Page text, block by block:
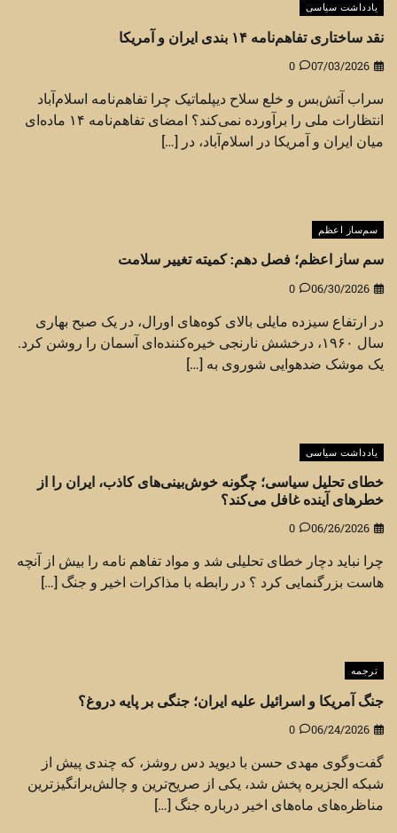
یادداشت سیاسی
نقد ساختاری تفاهم‌نامه ۱۴ بندی ایران و آمریکا
07/03/2026
0
سراب آتش‌بس و خلع سلاح دیپلماتیک چرا تفاهم‌نامه اسلام‌آباد
انتظارات ملی را برآورده نمی‌کند؟ امضای تفاهم‌نامه ۱۴ ماده‌ای
میان ایران و آمریکا در اسلام‌آباد، در […]
سم‌ساز اعظم
سم ساز اعظم؛ فصل دهم: کمیته تغییر سلامت
06/30/2026
0
در ارتفاع سیزده مایلی بالای کوه‌های اورال، در یک صبح بهاری
سال ۱۹۶۰، درخشش نارنجی خیره‌کننده‌ای آسمان را روشن کرد.
یک موشک ضدهوایی شوروی به […]
یادداشت سیاسی
خطای تحلیل سیاسی؛ چگونه خوش‌بینی‌های کاذب، ایران را از
خطرهای آینده غافل می‌کند؟
06/26/2026
0
چرا نباید دچار خطای تحلیلی شد و مواد تفاهم نامه را بیش از آنچه
هاست بزرگنمایی کرد ؟ در رابطه با مذاکرات اخیر و جنگ […]
ترجمه
جنگ آمریکا و اسرائیل علیه ایران؛ جنگی بر پایه دروغ؟
06/24/2026
0
گفت‌وگوی مهدی حسن با دیوید دس روشز، که چندی پیش از
شبکه الجزیره پخش شد، یکی از صریح‌ترین و چالش‌برانگیزترین
مناظره‌های ماه‌های اخیر درباره جنگ […]